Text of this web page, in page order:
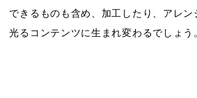
できるものも含め、加工したり、アレン
光るコンテンツに生まれ変わるでしょう